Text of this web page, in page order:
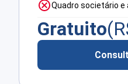
Quadro societário
Gratuito